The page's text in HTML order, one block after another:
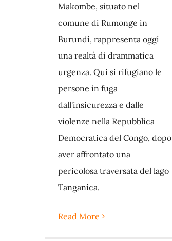
Makombe, situato nel
comune di Rumonge in
Burundi, rappresenta oggi
una realtà di drammatica
urgenza. Qui si rifugiano le
persone in fuga
dall'insicurezza e dalle
violenze nella Repubblica
Democratica del Congo, dopo
aver affrontato una
pericolosa traversata del lago
Tanganica.
Read More